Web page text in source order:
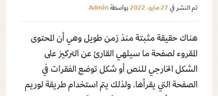
تم النشر في 27 مايو، 2022 بواسطة Admin
هناك حقيقة مثبتة منذ زمن طويل وهي أن المحتوى
المقروء لصفحة ما سيلهي القارئ عن التركيز على
الشكل الخارجي للنص أو شكل توضع الفقرات في
الصفحة التي يقرأها. ولذلك يتم استخدام طريقة لوريم